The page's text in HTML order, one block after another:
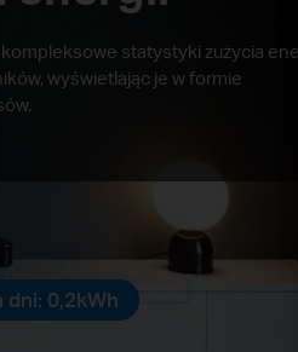
statystyki zużycia
wyświetlając je w formie
0,2kWh